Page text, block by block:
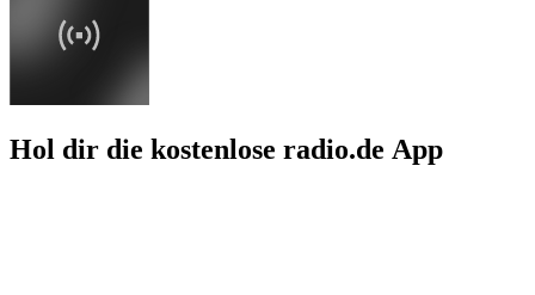
Hol dir die kostenlose radio.de App